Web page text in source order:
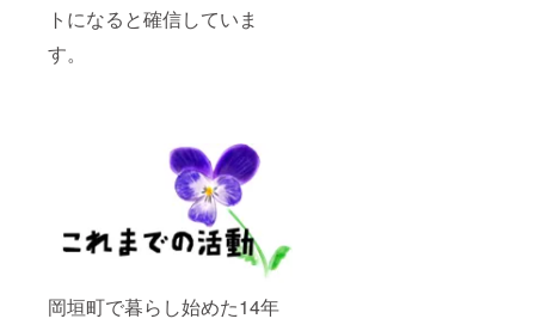
トになると確信していま
す。
岡垣町で暮らし始めた14年